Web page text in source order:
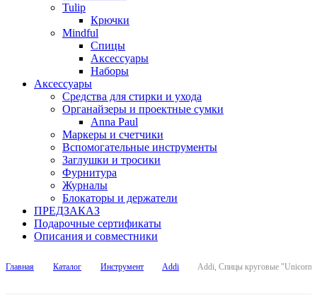
Tulip
Крючки
Mindful
Спицы
Аксессуары
Наборы
Аксессуары
Средства для стирки и ухода
Органайзеры и проектные сумки
Anna Paul
Маркеры и счетчики
Вспомогательные инструменты
Заглушки и тросики
Фурнитура
Журналы
Блокаторы и держатели
ПРЕДЗАКАЗ
Подарочные сертификаты
Описания и совместники
Главная Каталог Инструмент Addi Addi, Спицы круговые